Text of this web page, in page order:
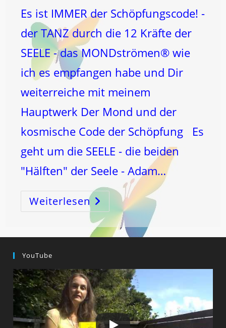
Es ist IMMER der Schöpfungscode! -
der TANZ durch die 12 Kräfte der
SEELE - das MONDströmen® wie
ich es empfangen habe und Dir
weiterreiche mit meinem
Hauptwerk Der Mond und der
kosmische Code der Schöpfung Es
geht um die SEELE - die beiden
"Hälften" der Seele - Adam…
WeiterlesenERBSÜNDE
UND
DER
TANZ
DER
SEELE
YouTube